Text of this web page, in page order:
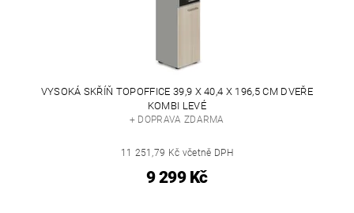
VYSOKÁ SKŘÍŇ TOPOFFICE 39,9 X 40,4 X 196,5 CM DVEŘE
KOMBI LEVÉ
+ DOPRAVA ZDARMA
11 251,79 Kč včetně DPH
9 299 Kč